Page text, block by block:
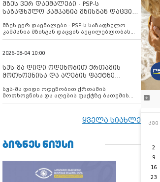
მზეს ვერ დაემალები - PSP-ს
საზაფხულო კამპანია მზისგან დაცვის
მზეს ვერ დაემალები - PSP-ს საზაფხულო
კამპანია მზისგან დაცვის აუცილებლობას
გვახსენებს
2026-08-04 10:00
სუს-მა დიდი ოდენობით ქრთამის
მოთხოვნისა და აღების ფაქტზე
დააკავა
სუს-მა დიდი ოდენობით ქრთამის
მოთხოვნისა და აღების ფაქტზე ბათუმის
მერიის თანამშრომელი დააკავა
ყველა სიახლე
ᲑᲘᲖᲜᲔᲡ ᲜᲘᲣᲡᲘ
კვი
2
9
16
23